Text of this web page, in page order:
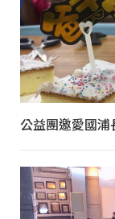
公益團邀愛國